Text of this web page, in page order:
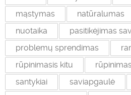
mąstymas
natūralumas
nuotaika
pasitikėjimas
problemų sprendimas
rūpinimasis kitu
santykiai
saviapgaulė